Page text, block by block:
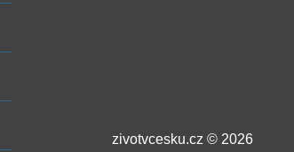
zivotvcesku.cz © 2026